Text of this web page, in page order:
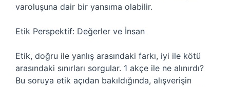
varoluşuna dair bir yansıma olabilir.
Etik Perspektif: Değerler ve İnsan
Etik, doğru ile yanlış arasındaki farkı, iyi ile kötü
arasındaki sınırları sorgular. 1 akçe ile ne alınırdı?
Bu soruya etik açıdan bakıldığında, alışverişin